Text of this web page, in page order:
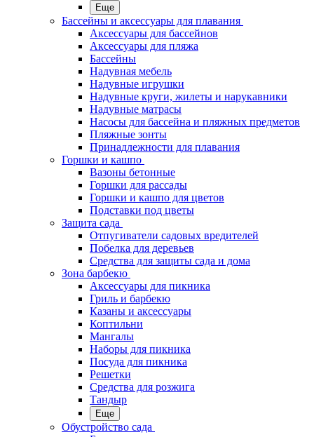
Еще
Бассейны и аксессуары для плавания
Аксессуары для бассейнов
Аксессуары для пляжа
Бассейны
Надувная мебель
Надувные игрушки
Надувные круги, жилеты и нарукавники
Надувные матрасы
Насосы для бассейна и пляжных предметов
Пляжные зонты
Принадлежности для плавания
Горшки и кашпо
Вазоны бетонные
Горшки для рассады
Горшки и кашпо для цветов
Подставки под цветы
Защита сада
Отпугиватели садовых вредителей
Побелка для деревьев
Средства для защиты сада и дома
Зона барбекю
Аксессуары для пикника
Гриль и барбекю
Казаны и аксессуары
Коптильни
Мангалы
Наборы для пикника
Посуда для пикника
Решетки
Средства для розжига
Тандыр
Еще
Обустройство сада